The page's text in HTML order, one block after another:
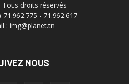
droits réservés
71.962.775 - 71.962.617
: img@planet.tn
NOUS